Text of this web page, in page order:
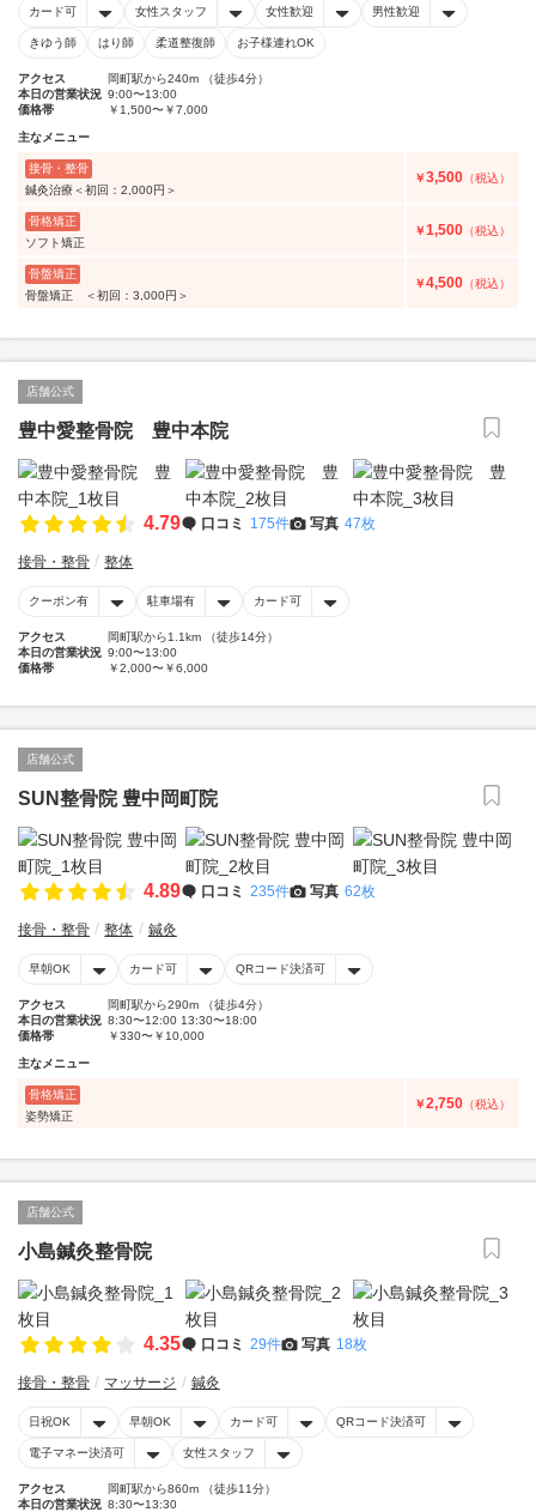
カード可 女性スタッフ 女性歓迎 男性歓迎
きゆう師 はり師 柔道整復師 お子様連れOK
アクセス
岡町駅から240m （徒歩4分）
本日の営業状況 9:00〜13:00
価格帯
￥1,500〜￥7,000
主なメニュー
接骨・整骨
鍼灸治療＜初回：2,000円＞
￥3,500 （税込）
骨格矯正
ソフト矯正
￥1,500 （税込）
骨盤矯正
骨盤矯正 ＜初回：3,000円＞
￥4,500 （税込）
店舗公式
豊中愛整骨院 豊中本院
4.79 口コミ 175件 写真 47枚
接骨・整骨 整体
クーポン有 駐車場有 カード可
アクセス
岡町駅から1.1km （徒歩14分）
本日の営業状況 9:00〜13:00
価格帯
￥2,000〜￥6,000
店舗公式
SUN整骨院 豊中岡町院
4.89 口コミ 235件 写真 62枚
接骨・整骨 整体 鍼灸
早朝OK カード可 QRコード決済可
アクセス
岡町駅から290m （徒歩4分）
本日の営業状況 8:30〜12:00 13:30〜18:00
価格帯
￥330〜￥10,000
主なメニュー
骨格矯正
姿勢矯正
￥2,750 （税込）
店舗公式
小島鍼灸整骨院
4.35 口コミ 29件 写真 18枚
接骨・整骨 マッサージ 鍼灸
日祝OK 早朝OK カード可 QRコード決済可
電子マネー決済可 女性スタッフ
アクセス
岡町駅から860m （徒歩11分）
本日の営業状況 8:30〜13:30